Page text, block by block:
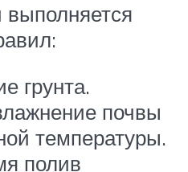
выполняется
грунта.
почвы
температуры.
полив